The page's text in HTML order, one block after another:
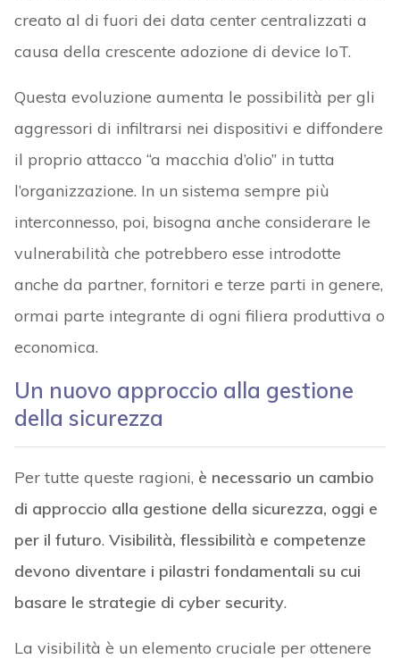
creato al di fuori dei data center centralizzati a
causa della crescente adozione di device IoT.
Questa evoluzione aumenta le possibilità per gli
aggressori di infiltrarsi nei dispositivi e diffondere
il proprio attacco “a macchia d’olio” in tutta
l’organizzazione. In un sistema sempre più
interconnesso, poi, bisogna anche considerare le
vulnerabilità che potrebbero esse introdotte
anche da partner, fornitori e terze parti in genere,
ormai parte integrante di ogni filiera produttiva o
economica.
Un nuovo approccio alla gestione
della sicurezza
Per tutte queste ragioni, è necessario un cambio
di approccio alla gestione della sicurezza, oggi e
per il futuro. Visibilità, flessibilità e competenze
devono diventare i pilastri fondamentali su cui
basare le strategie di cyber security.
La visibilità è un elemento cruciale per ottenere